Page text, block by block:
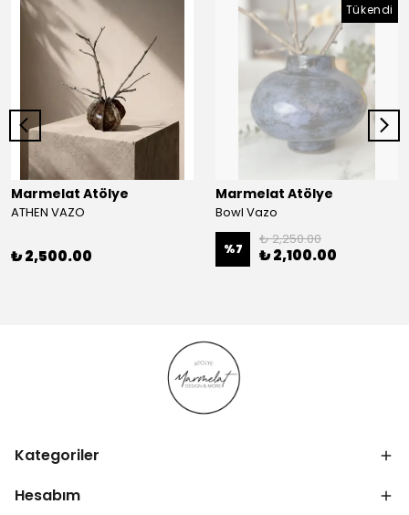
Marmelat Atölye
ATHEN VAZO
₺ 2,500.00
Tükendi
Marmelat Atölye
Bowl Vazo
%7
₺ 2,250.00
₺ 2,100.00
Kategoriler
Hesabım